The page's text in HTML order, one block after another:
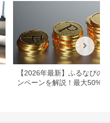
【2026年最新】ふるなびの
ンペーンを解説！最大50%還